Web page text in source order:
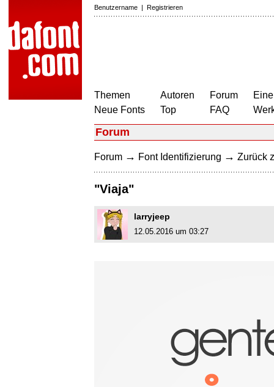
Benutzername | Registrieren
Themen
Neue Fonts
Autoren
Top
Forum
FAQ
Forum
Forum → Font Identifizierung → Zurück
"Viaja"
larryjeep
12.05.2016 um 03:27